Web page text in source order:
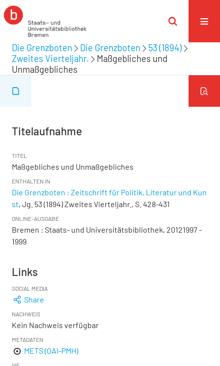
Die Grenzboten Die Grenzboten
53 (1894)
Zweites Vierteljahr.
Maßgebliches und
Unmaßgebliches
Titelaufnahme
TITEL
Maßgebliches und Unmaßgebliches
ENTHALTEN IN
Die Grenzboten : Zeitschrift für Politik, Literatur und Kun
st, Jg. 53 (1894) Zweites Vierteljahr., S. 428-431
ONLINE-AUSGABE
Bremen : Staats- und Universitätsbibliothek, 20121997 -
1999
Links
SOCIAL MEDIA
Share
NACHWEIS
Kein Nachweis verfügbar
METADATEN
METS (OAI-PMH)